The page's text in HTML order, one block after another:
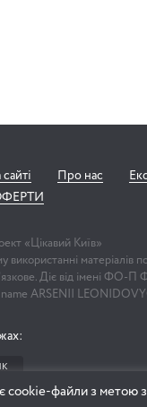
cookie-файли з метою
Про нас
«Цікавий Київ»
використанні матеріалів
Діє від імені ФО-
ARSENII